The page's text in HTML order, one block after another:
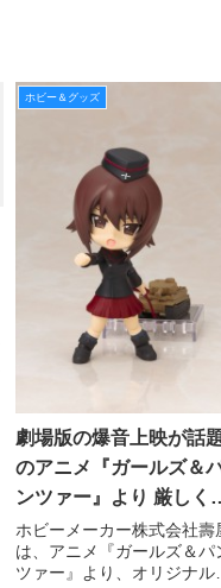
ホビー＆グッズ
劇場版の爆音上映が話
のアニメ『ガールズ＆
ンツァー』より 厳しく
優しいお姉ちゃん「西
まほ」がキューポッシ
ホビーメーカー株式会社壽
は、アニメ『ガールズ＆パ
ツァー』より、オリジナルデ